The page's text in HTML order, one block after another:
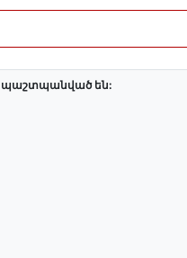
պաշտպանված են: